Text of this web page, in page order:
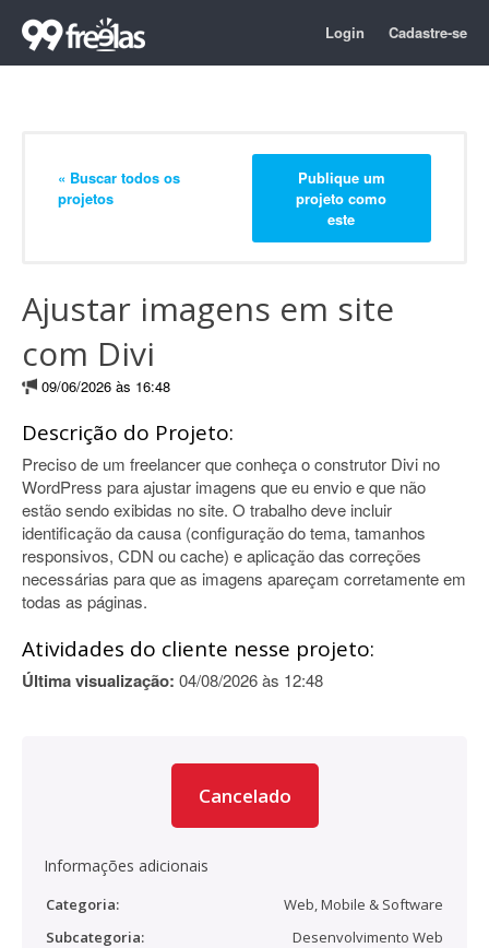
Login Cadastre-se
« Buscar todos os
projetos
Publique um
projeto como
este
Ajustar imagens em site
com Divi
09/06/2026 às 16:48
Descrição do Projeto:
Preciso de um freelancer que conheça o construtor Divi no
WordPress para ajustar imagens que eu envio e que não
estão sendo exibidas no site. O trabalho deve incluir
identificação da causa (configuração do tema, tamanhos
responsivos, CDN ou cache) e aplicação das correções
necessárias para que as imagens apareçam corretamente em
todas as páginas.
Atividades do cliente nesse projeto:
Última visualização: 04/08/2026 às 12:48
Cancelado
Informações adicionais
Categoria:
Web, Mobile & Software
Subcategoria:
Desenvolvimento Web